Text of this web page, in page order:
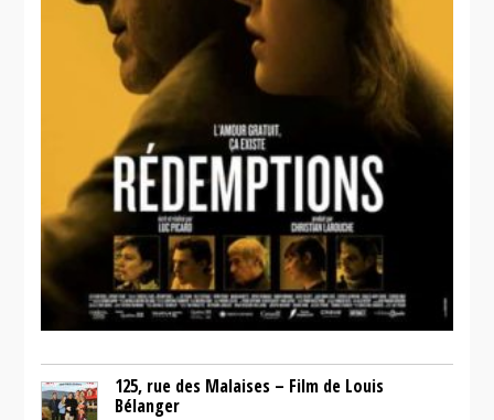
125, rue des Malaises – Film de Louis
Bélanger